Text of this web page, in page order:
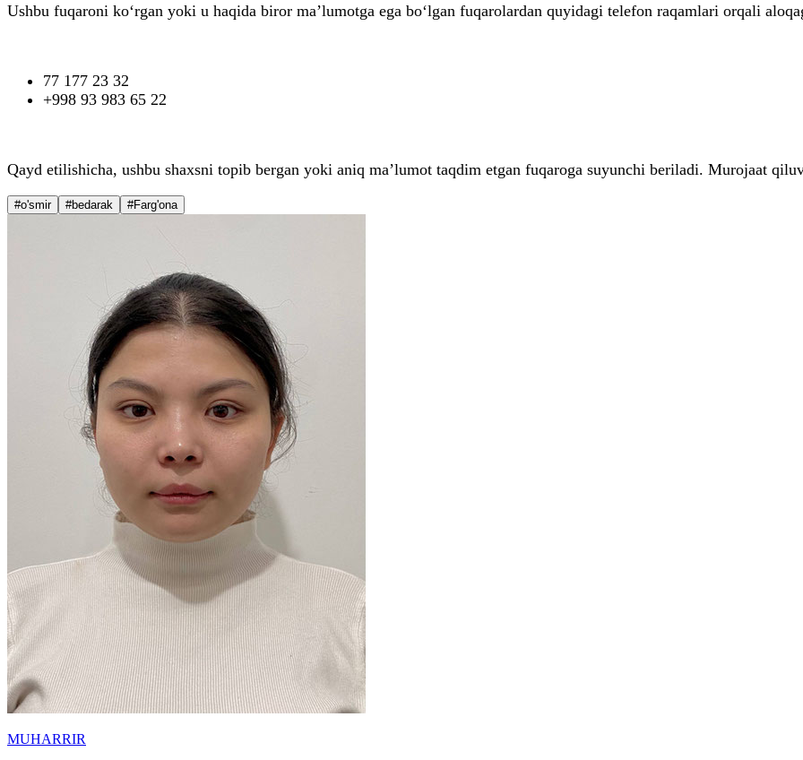
Ushbu fuqaroni ko‘rgan yoki u haqida biror ma’lumotga ega bo‘lgan fuqarolardan quyidagi telefon raqamlari orqali
77 177 23 32
+998 93 983 65 22
Qayd etilishicha, ushbu shaxsni topib bergan yoki aniq ma’lumot taqdim etgan fuqaroga suyunchi beriladi. Murojaat
#o'smir #bedarak #Farg'ona
MUHARRIR